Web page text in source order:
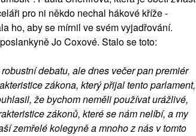
pro ni někdo nechal hákové kříže -
ho, aby se mírnil ve svém vyjadřování.
Jo Coxové. Stalo se toto:
debatu, ale dnes večer pan premiér
zákona, který přijal tento parlament,
že bychom neměli používat urážlivé,
zákonů, které se nám nelíbí, a my
zemřelé kolegyně a mnoho z nás v tomto